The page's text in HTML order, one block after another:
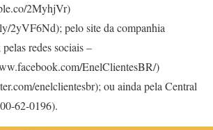
2MyhjVr)
2yVF6Nd); pelo site da companhia
redes sociais –
EnelClientesBR/)
enelclientesbr); ou ainda pela Central
62-0196).